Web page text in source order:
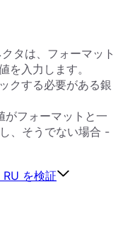
タは、フォーマット
を入力します。
クする必要がある銀
フォーマットと一
、そうでない場合 -
RU を検証